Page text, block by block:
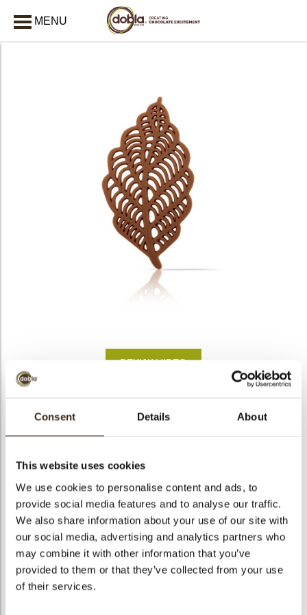
Consent Details About
This website uses cookies
We use cookies to personalise content and ads, to
provide social media features and to analyse our traffic.
We also share information about your use of our site with
our social media, advertising and analytics partners who
may combine it with other information that you’ve
provided to them or that they’ve collected from your use
of their services.
MENU
Lace leaf milk large
Netto gewicht
Bruto gewicht
0.474 kg
Aantal stuks
144
Vorm
Ovaal
Beschikbaarheid
Het hele jaar verkrijgbaar
Afmetingen
L/W=±66/33MM
Kleur
BEKIJK VIDEO